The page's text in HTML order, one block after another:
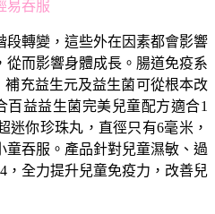
易吞服
段轉變，這些外在因素都會影響
而影響身體成長。腸道免疫系
補充益生元及益生菌可從根本改
百益益生菌完美兒童配方適合1
迷你珍珠丸，直徑只有6毫米，
童吞服。產品針對兒童濕敏、過
，全力提升兒童免疫力，改善兒